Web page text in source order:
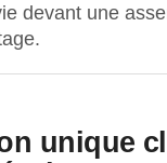
devant une
unique